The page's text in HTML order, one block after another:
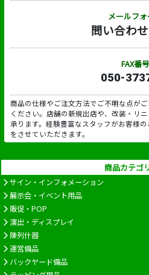
メールフ
問い合わ
FAX番号
050-
商品の仕様やご注文方法でご不明な点が
ください。店舗の新規出店や、改装・リ
承ります。経験豊富なスタッフがお客様
をさせていただきます。
商品カテゴ
サイン・インフォメーション
展示会・イベント用品
販促・POP
演出・ディスプレイ
陳列什器
運営備品
バックヤード備品